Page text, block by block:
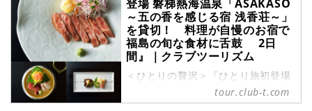
登場 磐梯熱海温泉「ASAKASO
～五の香を感じる宿 浅香荘～」
を貸切！ 料理が自慢のお宿で
福島の旬な食材に舌鼓 2日
間』｜クラブツーリズム
＜ひとりの贅沢＞『ひとり旅初登場
磐梯熱海温泉「ASAKASO ～五の香
を感じる宿 浅香荘～」を貸切！ 料
tour.club-t.com